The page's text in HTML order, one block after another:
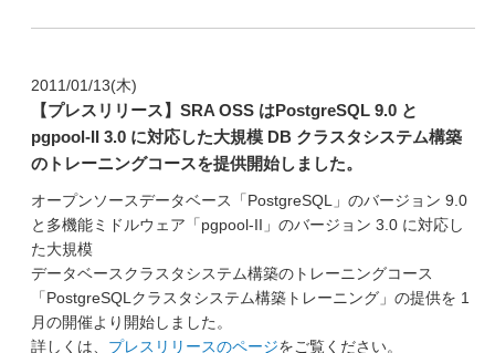
2011/01/13(木)
【プレスリリース】SRA OSS はPostgreSQL 9.0 と
pgpool-II 3.0 に対応した大規模 DB クラスタシステム構築
のトレーニングコースを提供開始しました。
オープンソースデータベース「PostgreSQL」のバージョン 9.0
と多機能ミドルウェア「pgpool-II」のバージョン 3.0 に対応し
た大規模
データベースクラスタシステム構築のトレーニングコース
「PostgreSQLクラスタシステム構築トレーニング」の提供を 1
月の開催より開始しました。
詳しくは、 プレスリリースのページをご覧ください。